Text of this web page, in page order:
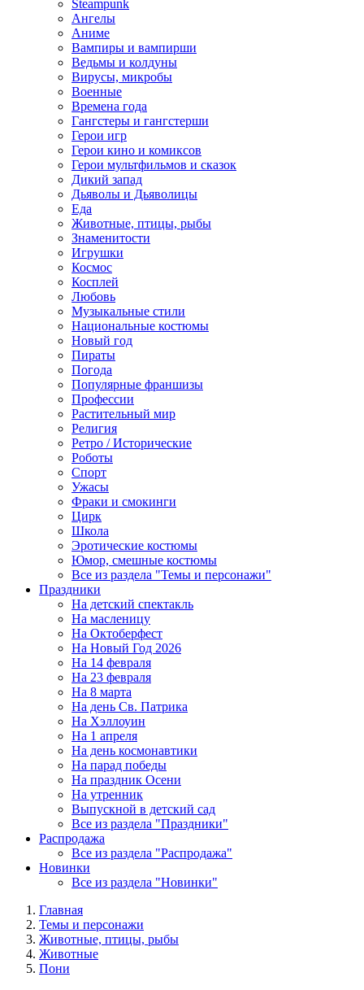
Steampunk
Ангелы
Аниме
Вампиры и вампирши
Ведьмы и колдуны
Вирусы, микробы
Военные
Времена года
Гангстеры и гангстерши
Герои игр
Герои кино и комиксов
Герои мультфильмов и сказок
Дикий запад
Дьяволы и Дьяволицы
Еда
Животные, птицы, рыбы
Знаменитости
Игрушки
Космос
Косплей
Любовь
Музыкальные стили
Национальные костюмы
Новый год
Пираты
Погода
Популярные франшизы
Профессии
Растительный мир
Религия
Ретро / Исторические
Роботы
Спорт
Ужасы
Фраки и смокинги
Цирк
Школа
Эротические костюмы
Юмор, смешные костюмы
Все из раздела "Темы и персонажи"
Праздники
На детский спектакль
На масленицу
На Октоберфест
На Новый Год 2026
На 14 февраля
На 23 февраля
На 8 марта
На день Св. Патрика
На Хэллоуин
На 1 апреля
На день космонавтики
На парад победы
На праздник Осени
На утренник
Выпускной в детский сад
Все из раздела "Праздники"
Распродажа
Все из раздела "Распродажа"
Новинки
Все из раздела "Новинки"
Главная
Темы и персонажи
Животные, птицы, рыбы
Животные
Пони